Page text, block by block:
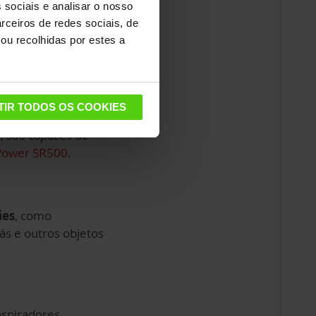
sociais e analisar o nosso
de redes sociais, de
recolhidas por estes a
TODOS OS COOKIES
capazes de
SR500.
, como
e outros objetos